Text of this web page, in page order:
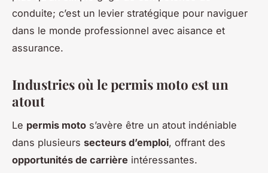
conduite; c’est un levier stratégique pour naviguer
dans le monde professionnel avec aisance et
assurance.
Industries où le permis moto est un
atout
Le permis moto s’avère être un atout indéniable
dans plusieurs secteurs d’emploi, offrant des
opportunités de carrière intéressantes.